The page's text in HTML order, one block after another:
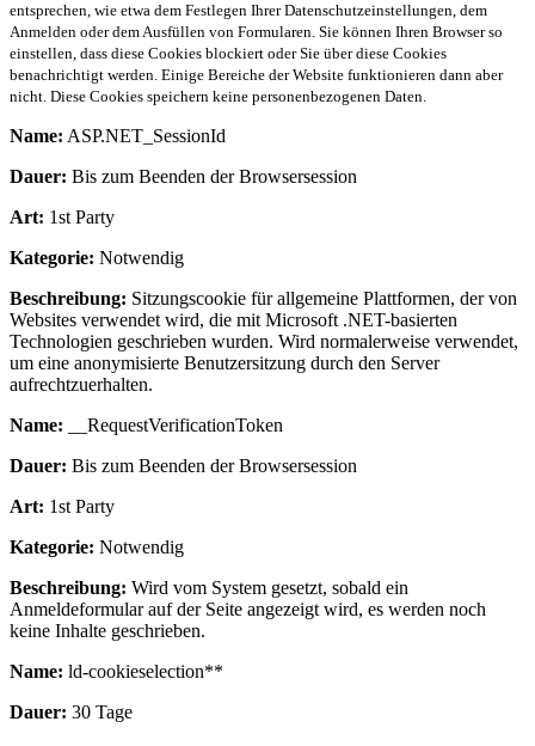
entsprechen, wie etwa dem Festlegen Ihrer Datenschutzeinstellungen, dem
Anmelden oder dem Ausfüllen von Formularen. Sie können Ihren Browser so
einstellen, dass diese Cookies blockiert oder Sie über diese Cookies
benachrichtigt werden. Einige Bereiche der Website funktionieren dann aber
nicht. Diese Cookies speichern keine personenbezogenen Daten.
Name: ASP.NET_SessionId
Dauer: Bis zum Beenden der Browsersession
Art: 1st Party
Kategorie: Notwendig
Beschreibung: Sitzungscookie für allgemeine Plattformen, der von
Websites verwendet wird, die mit Microsoft .NET-basierten
Technologien geschrieben wurden. Wird normalerweise verwendet,
um eine anonymisierte Benutzersitzung durch den Server
aufrechtzuerhalten.
Name: __RequestVerificationToken
Dauer: Bis zum Beenden der Browsersession
Art: 1st Party
Kategorie: Notwendig
Beschreibung: Wird vom System gesetzt, sobald ein
Anmeldeformular auf der Seite angezeigt wird, es werden noch
keine Inhalte geschrieben.
Name: ld-cookieselection**
Dauer: 30 Tage